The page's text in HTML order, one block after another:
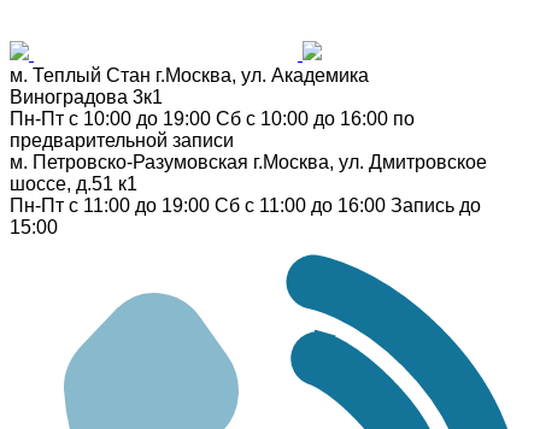
м. Теплый Стан г.Москва, ул. Академика
Виноградова 3к1
Пн-Пт с 10:00 до 19:00 Сб с 10:00 до 16:00 по
предварительной записи
м. Петровско-Разумовская г.Москва, ул. Дмитровское
шоссе, д.51 к1
Пн-Пт с 11:00 до 19:00 Сб с 11:00 до 16:00 Запись до
15:00